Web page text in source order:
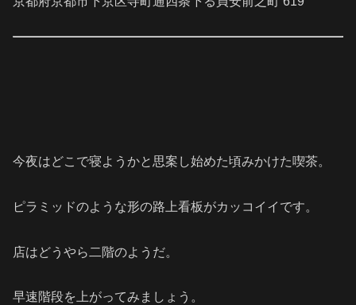
今夜はどこで寝ようかと思案し始めた頃みかけた喫茶。
ピラミッドのような形の路上看板がカッコイイです。
店はどうやら二階のようだ。
早速階段を上がってみましょう。